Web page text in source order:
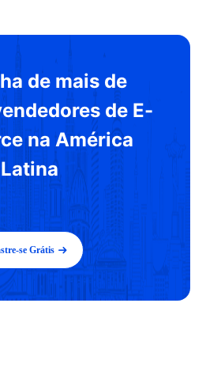
de mais de
de E-
na América
Latina
se Grátis